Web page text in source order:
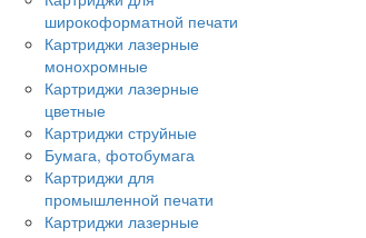
широкоформатной печати
Картриджи лазерные
монохромные
Картриджи лазерные
цветные
Картриджи струйные
Бумага, фотобумага
Картриджи для
промышленной печати
Картриджи лазерные